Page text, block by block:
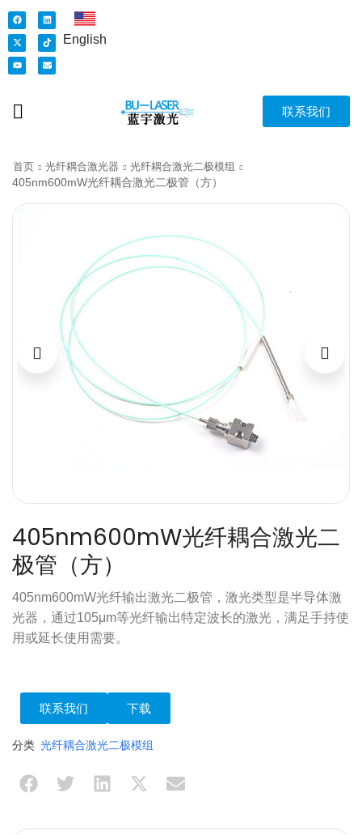
English
联系我们
首页 光纤耦合激光器 光纤耦合激光二极模组
405nm600mW光纤耦合激光二极管（方）
405nm600mW光纤耦合激光二
极管（方）
405nm600mW光纤输出激光二极管，激光类型是半导体激
光器，通过105μm等光纤输出特定波长的激光，满足手持使
用或延长使用需要。
联系我们 下载
分类 光纤耦合激光二极模组